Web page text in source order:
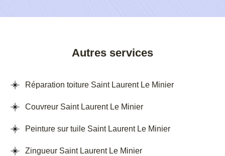
Autres services
Réparation toiture Saint Laurent Le Minier
Couvreur Saint Laurent Le Minier
Peinture sur tuile Saint Laurent Le Minier
Zingueur Saint Laurent Le Minier